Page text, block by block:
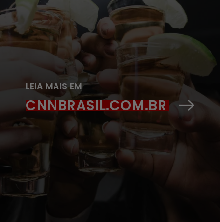
LEIA MAIS EM
CNNBRASIL.COM.BR